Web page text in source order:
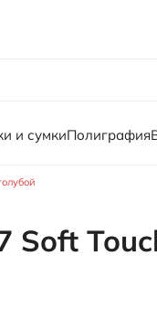
и сумкиПолиграфия